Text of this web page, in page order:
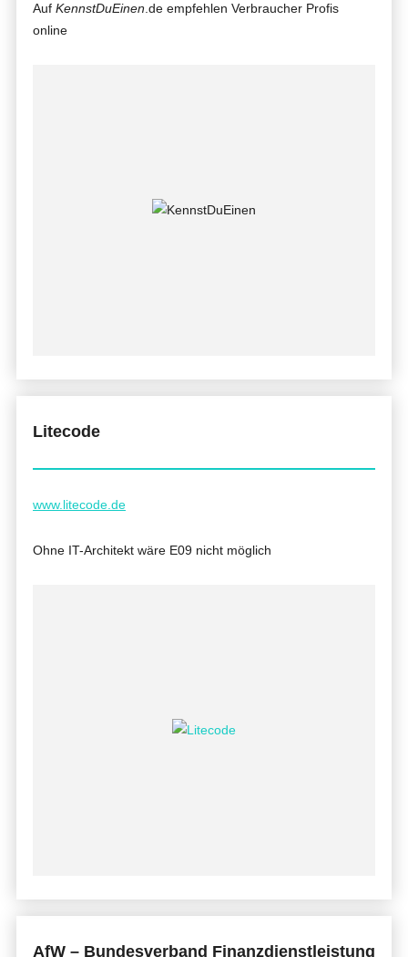
Auf KennstDuEinen .de empfehlen Verbraucher Profis
online
Litecode
www.litecode.de
Ohne IT-Architekt wäre E09 nicht möglich
AfW – Bundesverband Finanzdienstleistung